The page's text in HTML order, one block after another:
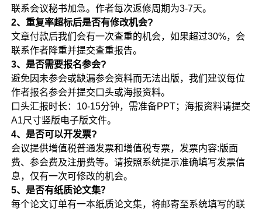
联系会议秘书加急。作者每次返修周期为3-7天。
2、重复率超标后是否有修改机会?
文章付款后我们会有一次查重的机会，如果超过30%，会
联系作者降重并提交查重报告。
3、是否需要报名参会?
避免因未参会或缺漏参会资料而无法出版，我们建议每位
作者报名参会并提交口头或海报资料。
口头汇报时长：10-15分钟，需准备PPT；海报资料请提交
A1尺寸竖版电子版文件。
4、是否可以开发票?
会议提供增值税普通发票和增值税专票，发票内容:版面
费、参会费及注册费等。请按照系统提示准确填写发票信
息，仅有一次可修改的机会。
5、是否有纸质论文集？
每个论文订单有一本纸质论文集，将邮寄至系统填写的联